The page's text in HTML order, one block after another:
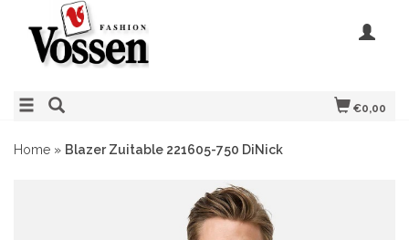
€0,00
Home » Blazer Zuitable 221605-750 DiNick